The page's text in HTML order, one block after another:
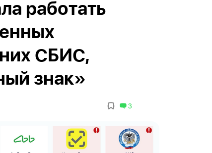
работать
СБИС,
знак»
3